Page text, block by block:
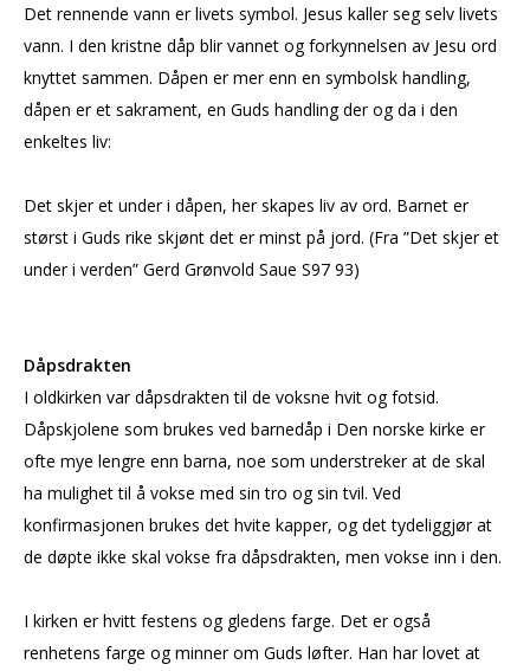
Det rennende vann er livets symbol. Jesus kaller seg selv livets
vann. I den kristne dåp blir vannet og forkynnelsen av Jesu ord
knyttet sammen. Dåpen er mer enn en symbolsk handling,
dåpen er et sakrament, en Guds handling der og da i den
enkeltes liv:
Det skjer et under i dåpen, her skapes liv av ord. Barnet er
størst i Guds rike skjønt det er minst på jord. (Fra ”Det skjer et
under i verden” Gerd Grønvold Saue S97 93)
Dåpsdrakten
I oldkirken var dåpsdrakten til de voksne hvit og fotsid.
Dåpskjolene som brukes ved barnedåp i Den norske kirke er
ofte mye lengre enn barna, noe som understreker at de skal
ha mulighet til å vokse med sin tro og sin tvil. Ved
konfirmasjonen brukes det hvite kapper, og det tydeliggjør at
de døpte ikke skal vokse fra dåpsdrakten, men vokse inn i den.
I kirken er hvitt festens og gledens farge. Det er også
renhetens farge og minner om Guds løfter. Han har lovet at